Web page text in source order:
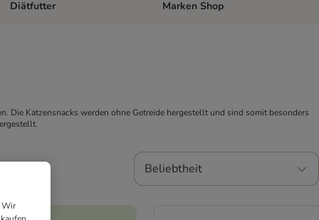
Kategorie-Menü öffnen: Andere Haustiere
Diätfutter Kategorie-Menü öffnen: Diätfutter
Marken Shop
Die Katzensnacks werden ohne Getreide hergestellt und sind somit besonders
Beliebtheit
Wir